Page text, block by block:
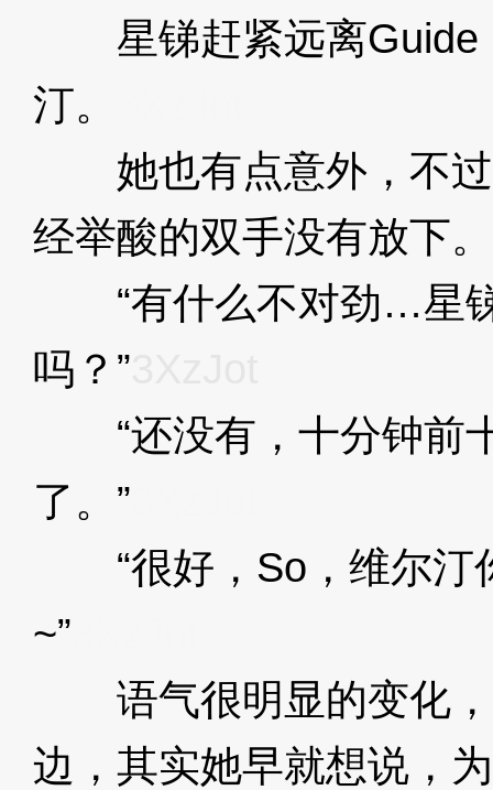
星锑赶紧远离Guide
汀。
她也有点意外，不过
经举酸的双手没有放下。
“有什么不对劲…星
吗？”
“还没有，十分钟前
了。”
“很好，So，维尔汀
~”
语气很明显的变化，
边，其实她早就想说，